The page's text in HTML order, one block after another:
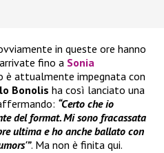
in queste ore hanno
fino a Sonia
è attualmente impegnata con
Bonolis ha così lanciato una
“Certo che io
del format. Mi sono fracassata
ultima e ho anche ballato con
. Ma non è finita qui.